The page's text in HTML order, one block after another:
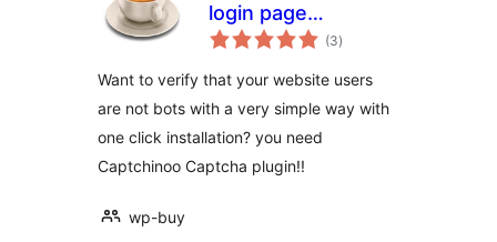
login page
protection with
(3གདེང་
འཇོག་
ཚང་།
)
Want to verify that your website users
are not bots with a very simple way with
one click installation? you need
Captchinoo Captcha plugin!!
wp-buy